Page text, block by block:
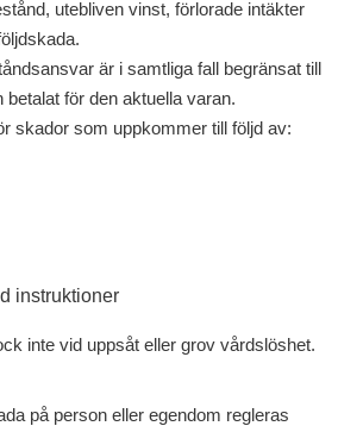
utebliven vinst, förlorade intäkter
är i samtliga fall begränsat till
för den aktuella varan.
skador som uppkommer till följd av:
instruktioner
inte vid uppsåt eller grov vårdslöshet.
på person eller egendom regleras